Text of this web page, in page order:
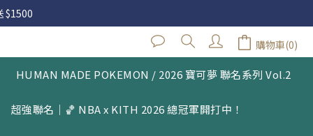
$1500
$1500
購物車(0)
HUMAN MADE POKEMON / 2026 寶可夢 聯名系列 Vol.2
超強聯名｜🏀 NBA x KITH 2026 總冠軍開打中！